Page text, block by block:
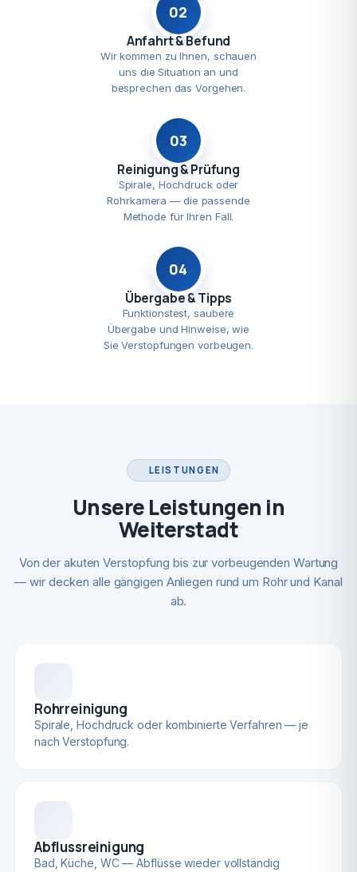
02
Anfahrt & Befund
Wir kommen zu Ihnen, schauen
uns die Situation an und
besprechen das Vorgehen.
03
Reinigung & Prüfung
Spirale, Hochdruck oder
Rohrkamera — die passende
Methode für Ihren Fall.
04
Übergabe & Tipps
Funktionstest, saubere
Übergabe und Hinweise, wie
Sie Verstopfungen vorbeugen.
LEISTUNGEN
Unsere Leistungen in
Weiterstadt
Von der akuten Verstopfung bis zur vorbeugenden Wartung
— wir decken alle gängigen Anliegen rund um Rohr und Kanal
ab.
Rohrreinigung
Spirale, Hochdruck oder kombinierte Verfahren — je
nach Verstopfung.
Abflussreinigung
Bad, Küche, WC — Abflüsse wieder vollständig